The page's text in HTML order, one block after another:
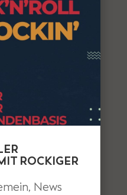
ROCKIGER
, News